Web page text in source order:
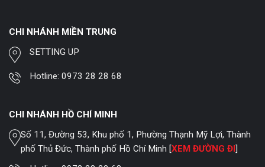
CHI NHÁNH MIỀN TRUNG
SETTING UP
Hotline:0973 28 28 68
CHI NHÁNH HỒ CHÍ MINH
Số 11, Đường 53, Khu phố 1, Phường Thạnh Mỹ Lợi, Thành
phố Thủ Đức, Thành phố Hồ Chí Minh [XEM ĐƯỜNG ĐI]